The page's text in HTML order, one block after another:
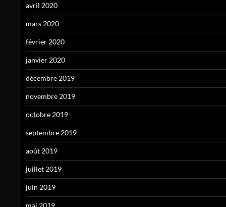
avril 2020
mars 2020
février 2020
janvier 2020
décembre 2019
novembre 2019
octobre 2019
septembre 2019
août 2019
juillet 2019
juin 2019
mai 2019